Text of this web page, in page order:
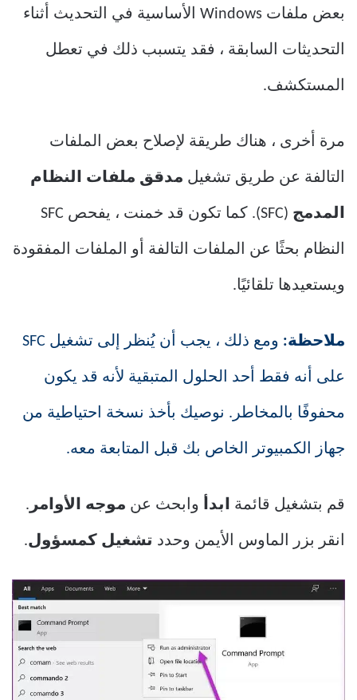
بعض ملفات Windows الأساسية في التحديث أثناء
التحديثات السابقة ، فقد يتسبب ذلك في تعطل
المستكشف.
مرة أخرى ، هناك طريقة لإصلاح بعض الملفات
التالفة عن طريق تشغيل مدقق ملفات النظام
المدمج (SFC). كما تكون قد خمنت ، يفحص SFC
النظام بحثًا عن الملفات التالفة أو الملفات المفقودة
ويستعيدها تلقائيًا.
ملاحظة: ومع ذلك ، يجب أن يُنظر إلى تشغيل SFC
على أنه فقط أحد الحلول المتبقية لأنه قد يكون
محفوفًا بالمخاطر. نوصيك بأخذ نسخة احتياطية من
جهاز الكمبيوتر الخاص بك قبل المتابعة معه.
قم بتشغيل قائمة ابدأ وابحث عن موجه الأوامر .
انقر بزر الماوس الأيمن وحدد تشغيل كمسؤول.